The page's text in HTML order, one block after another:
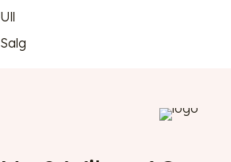
Ull
Salg